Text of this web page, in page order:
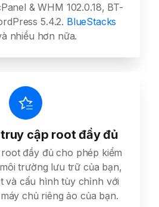
& WHM 102.0.18, BT-
5.4.2. BlueStacks
nhiều hơn nữa.
truy cập root đầy đủ
đầy đủ cho phép kiểm
trường lưu trữ của bạn,
và cấu hình tùy chỉnh với
chủ riêng ảo của bạn.